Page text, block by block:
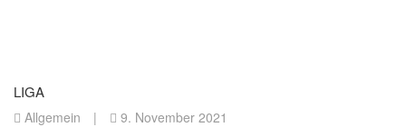
LIGA
Allgemein | 9. November 2021